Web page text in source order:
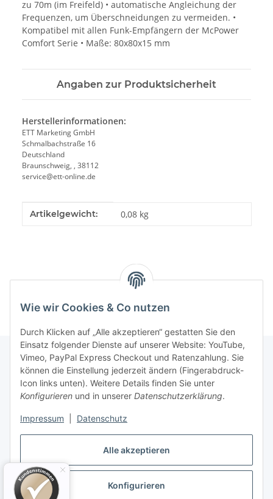
Alle akzeptieren
Konfigurieren
Wie wir Cookies & Co nutzen
Durch Klicken auf „Alle akzeptieren“ gestatten Sie den
Einsatz folgender Dienste auf unserer Website: YouTube,
Vimeo, PayPal Express Checkout und Ratenzahlung. Sie
können die Einstellung jederzeit ändern (Fingerabdruck-
Icon links unten). Weitere Details finden Sie unter
Konfigurieren und in unserer Datenschutzerklärung.
Impressum Datenschutz
zu 70m (im Freifeld) • automatische Angleichung der
Frequenzen, um Überschneidungen zu vermeiden. •
Kompatibel mit allen Funk-Empfängern der McPower
Comfort Serie • Maße: 80x80x15 mm
Angaben zur Produktsicherheit
Herstellerinformationen:
ETT Marketing GmbH
Schmalbachstraße 16
Deutschland
Braunschweig, , 38112
service@ett-online.de
Produkteigenschaft
Wert
Artikelgewicht: 0,08 kg
Informationen
Gesetzliche Informationen
Vertrag widerrufen